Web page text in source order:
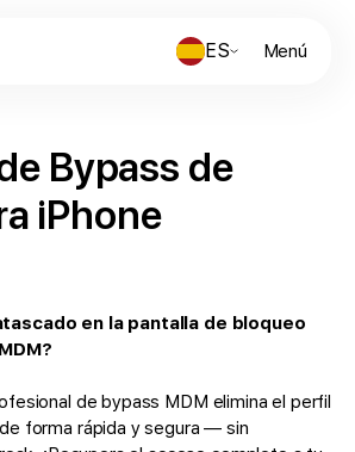
ES Menú
Bypass de
iPhone
en la pantalla de bloqueo
de bypass MDM elimina el perfil
forma rápida y segura — sin